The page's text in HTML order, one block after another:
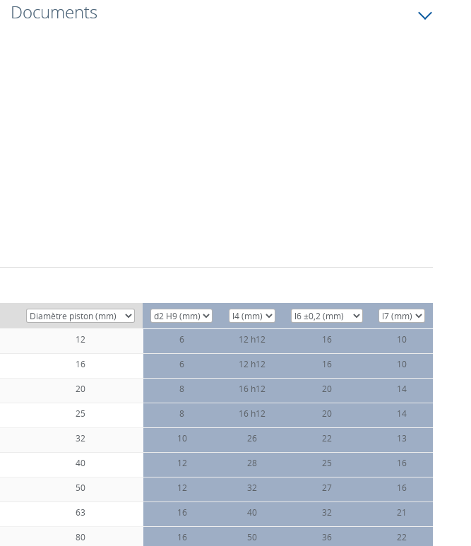
Documents
12 6 12 h12 16 10
16 6 12 h12 16 10
20 8 16 h12 20 14
25 8 16 h12 20 14
32 10 26 22 13
40 12 28 25 16
50 12 32 27 16
63 16 40 32 21
80 16 50 36 22